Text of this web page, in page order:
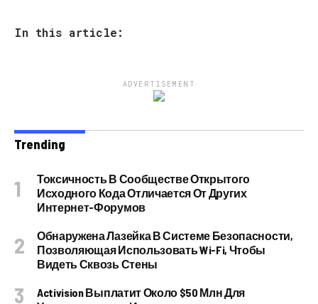
In this article:
ADVERTISEMENT
Trending
Токсичность В Сообществе Открытого
Исходного Кода Отличается От Других
Интернет-Форумов
Обнаружена Лазейка В Системе Безопасности,
Позволяющая Использовать Wi-Fi, Чтобы
Видеть Сквозь Стены
Activision Выплатит Около $50 Млн Для